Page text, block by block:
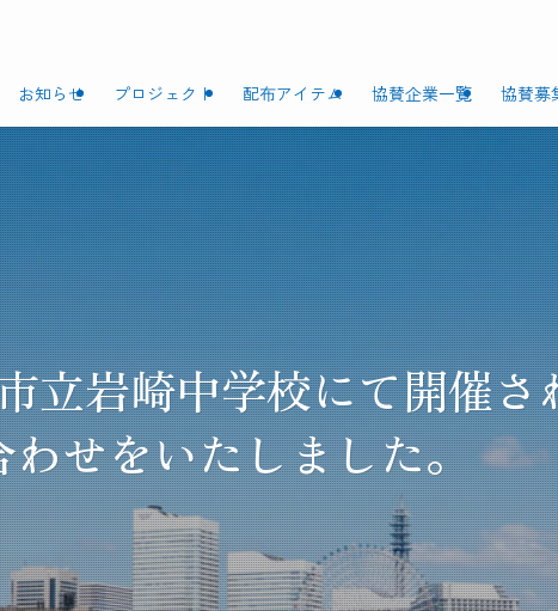
お知らせ プロジェクト 配布アイテム 協賛企業一覧 協賛募
立岩崎中学校にて開催
わせをいたしました。